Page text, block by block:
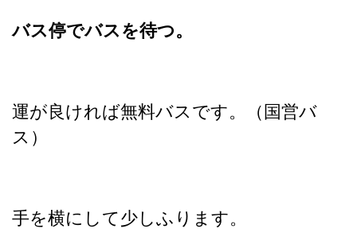
バス停でバスを待つ。
運が良ければ無料バスです。（国営バ
ス）
手を横にして少しふります。